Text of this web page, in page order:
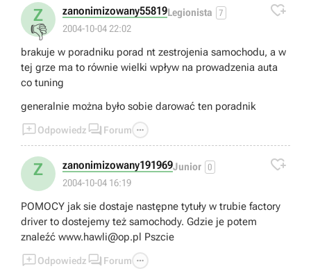
Z
👎
zanonimizowany55819Legionista 7
2004-10-04 22:02

brakuje w poradniku porad nt zestrojenia samochodu, a w
tej grze ma to równie wielki wpływ na prowadzenia auta
co tuning
generalnie można było sobie darować ten poradnik
Odpowiedz  Forum 
Z zanonimizowany191969Junior 0
2004-10-04 16:19

POMOCY jak sie dostaje następne tytuły w trubie factory
driver to dostejemy też samochody. Gdzie je potem
znaleźć www.hawli@op.pl Pszcie
Odpowiedz  Forum 